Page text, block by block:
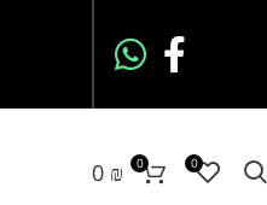
0
0
0 ₪